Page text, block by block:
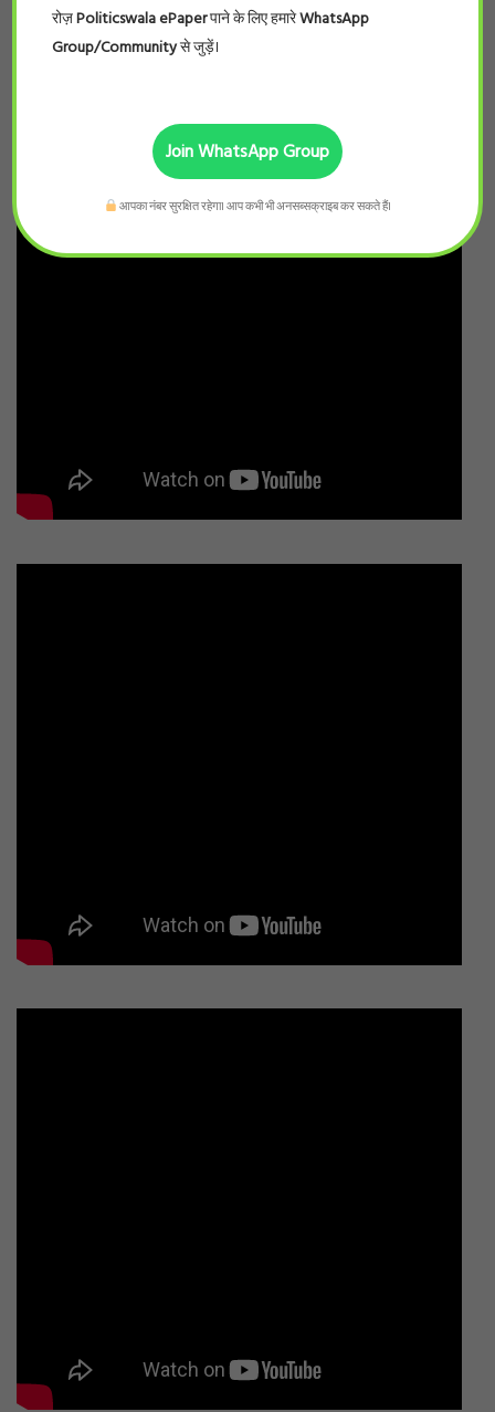
रोज़Politicswala ePaperपाने के लिए हमारेWhatsApp
Group/Communityसे जुड़ें।
Join WhatsApp Group
आपका नंबर सुरक्षित रहेगा। आप कभी भी अनसब्सक्राइब कर सकते हैं।